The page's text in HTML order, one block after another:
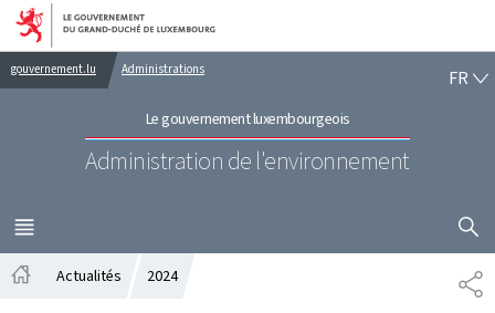
Aller au menu principal
Aller au contenu
gouvernement.lu Administrations
Le gouvernement luxembourgeois
Administration de l'environnement
FR
MENU
PRINCIPAL
Actualités 2024